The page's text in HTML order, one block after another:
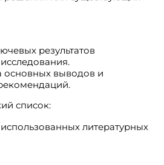
результатов
выводов и
список:
литературных